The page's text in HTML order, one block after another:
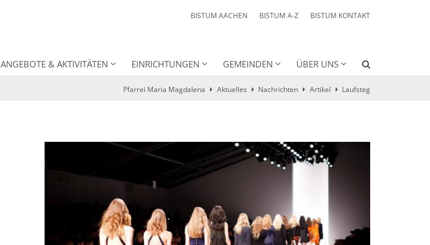
BISTUM AACHEN BISTUM A-Z BISTUM KONTAKT
ANGEBOTE & AKTIVITÄTEN EINRICHTUNGEN GEMEINDEN ÜBER UNS
Pfarrei Maria Magdalena Aktuelles Nachrichten Artikel Laufsteg